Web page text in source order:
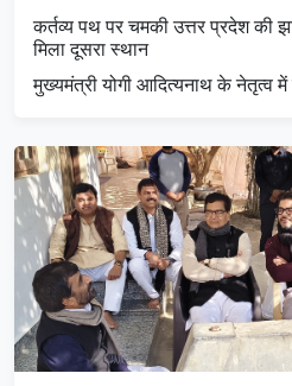
कर्तव्य पथ पर चमकी उत्तर प्रदेश की
मिला दूसरा स्थान
मुख्यमंत्री योगी आदित्यनाथ के नेतृत्व